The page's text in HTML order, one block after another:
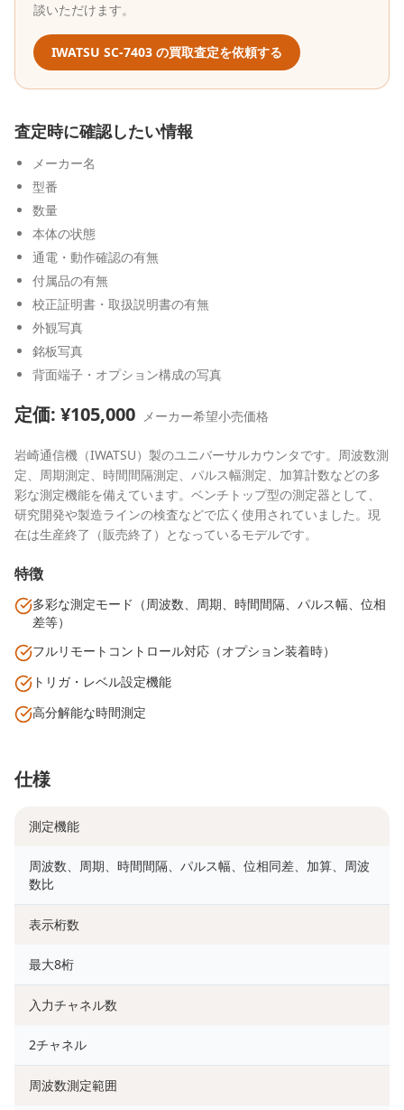
談いただけます。
IWATSU SC-7403 の買取査定を依頼する
査定時に確認したい情報
メーカー名
型番
数量
本体の状態
通電・動作確認の有無
付属品の有無
校正証明書・取扱説明書の有無
外観写真
銘板写真
背面端子・オプション構成の写真
定価: ¥105,000 メーカー希望小売価格
岩崎通信機（IWATSU）製のユニバーサルカウンタです。周波数測
定、周期測定、時間間隔測定、パルス幅測定、加算計数などの多
彩な測定機能を備えています。ベンチトップ型の測定器として、
研究開発や製造ラインの検査などで広く使用されていました。現
在は生産終了（販売終了）となっているモデルです。
特徴
多彩な測定モード（周波数、周期、時間間隔、パルス幅、位相
差等）
フルリモートコントロール対応（オプション装着時）
トリガ・レベル設定機能
高分解能な時間測定
仕様
測定機能
周波数、周期、時間間隔、パルス幅、位相同差、加算、周波
数比
表示桁数
最大8桁
入力チャネル数
2チャネル
周波数測定範囲